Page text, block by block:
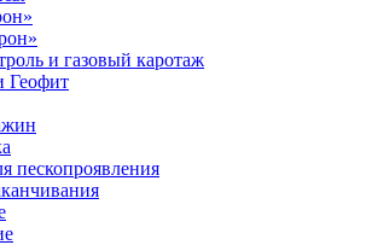
и газовый каротаж
Геофит
пескопроявления